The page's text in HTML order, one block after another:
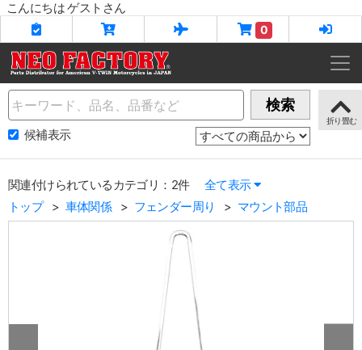
こんにちは ゲストさん
0
Name 検索
候補表示
関連付けられているカテゴリ：2件
全て表示
トップ
車体関係 フェンダー周り マウント部品